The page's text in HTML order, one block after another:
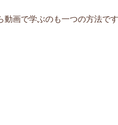
動画で学ぶのも一つの方法で